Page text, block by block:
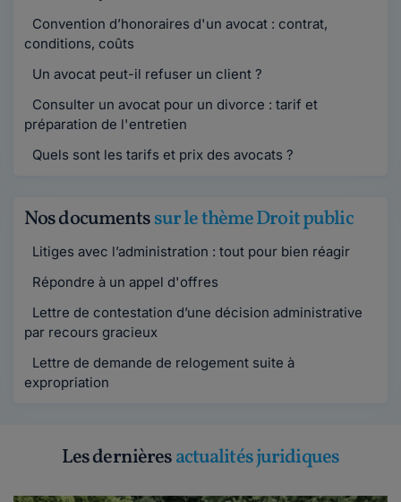
Convention d’honoraires d'un avocat : contrat,
conditions, coûts
Un avocat peut-il refuser un client ?
Consulter un avocat pour un divorce : tarif et
préparation de l'entretien
Quels sont les tarifs et prix des avocats ?
Nos documentssur le thème Droit public
Litiges avec l’administration : tout pour bien réagir
Répondre à un appel d'offres
Lettre de contestation d’une décision administrative
par recours gracieux
Lettre de demande de relogement suite à
expropriation
Les dernièresactualités juridiques